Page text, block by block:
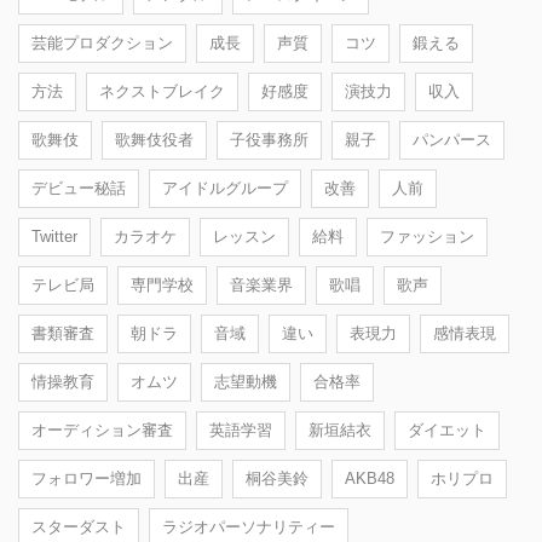
芸能プロダクション 成長 声質 コツ 鍛える
方法 ネクストブレイク 好感度 演技力 収入
歌舞伎 歌舞伎役者 子役事務所 親子 パンパース
デビュー秘話 アイドルグループ 改善 人前
Twitter カラオケ レッスン 給料 ファッション
テレビ局 専門学校 音楽業界 歌唱 歌声
書類審査 朝ドラ 音域 違い 表現力 感情表現
情操教育 オムツ 志望動機 合格率
オーディション審査 英語学習 新垣結衣 ダイエット
フォロワー増加 出産 桐谷美鈴 AKB48 ホリプロ
スターダスト ラジオパーソナリティー